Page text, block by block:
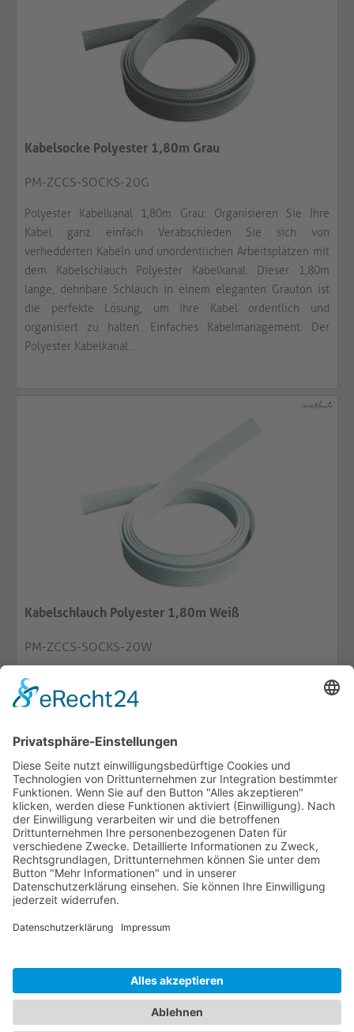
Kabelsocke Polyester 1,80m Grau
PM-ZCCS-SOCKS-20G
Polyester Kabelkanal 1,80m Grau: Organisieren Sie Ihre
Kabel ganz einfach Verabschieden Sie sich von
verhedderten Kabeln und unordentlichen Arbeitsplätzen mit
dem Kabelschlauch Polyester Kabelkanal. Dieser 1,80m
lange, dehnbare Schlauch in einem eleganten Grauton ist
die perfekte Lösung, um Ihre Kabel ordentlich und
organisiert zu halten. Einfaches Kabelmanagement: Der
Polyester Kabelkanal...
Kabelschlauch Polyester 1,80m Weiß
PM-ZCCS-SOCKS-20W
selbst-zusammenziehend, feuerabweisendes Material
Einfache, geordnete und saubere Kabelführung, für
alle Kabel geeignet
HOTLINE
PURELINK.DE
MARKEN